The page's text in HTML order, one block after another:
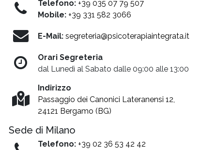
Telefono: +39 035 07 79 507
Mobile: +39 331 582 3066
E-Mail: segreteria@psicoterapiaintegrata.it
Orari Segreteria
dal Lunedì al Sabato dalle 09:00 alle 13:00
Indirizzo
Passaggio dei Canonici Lateranensi 12,
24121 Bergamo (BG)
Sede di Milano
Telefono: +39 02 36 53 42 42